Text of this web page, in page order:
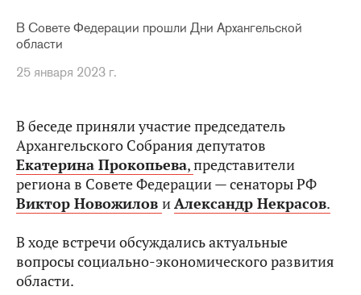
В Совете Федерации прошли Дни Архангельской
области
25 января 2023 г.
В беседе приняли участие председатель
Архангельского Собрания депутатов
Екатерина Прокопьева,представители
региона в Совете Федерации — сенаторы РФ
Виктор Новожилов иАлександр Некрасов.
В ходе встречи обсуждались актуальные
вопросы социально-экономического развития
области.